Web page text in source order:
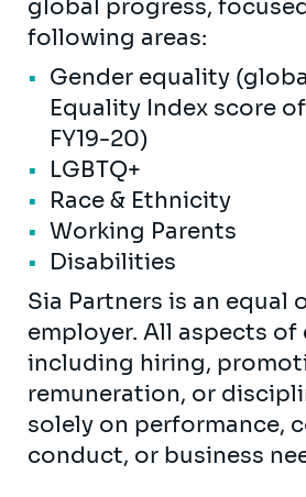
global progress,
following areas:
Gender equality
Equality Index score
FY19-20)
LGBTQ+
Race & Ethnicity
Working Parents
Disabilities
Sia Partners is an
employer. All aspects of
including hiring,
remuneration, or
solely on performance,
conduct, or business